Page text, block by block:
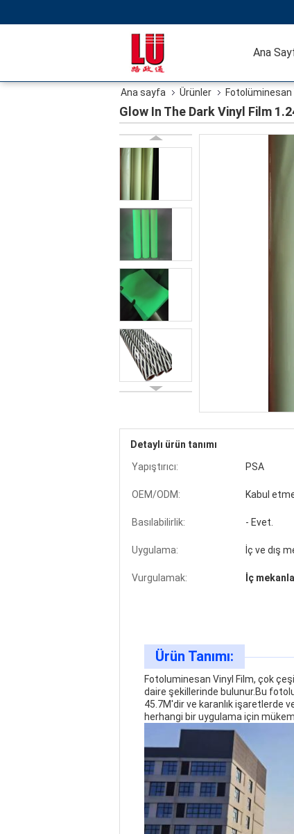
Ana
Ana sayfa Ürünler Fotolüminesan
Glow In The Dark Vinyl Film
Detaylı ürün tanımı
Yapıştırıcı:
PSA
OEM/ODM: Kabul
Basılabilirlik: - Evet.
Uygulama: İç ve dış
Vurgulamak: İç
Ürün Tanımı:
Fotoluminesan Vinyl Film, çok
daire şekillerinde bulunur.Bu
45.7M'dir ve karanlık işaretlerde
herhangi bir uygulama için